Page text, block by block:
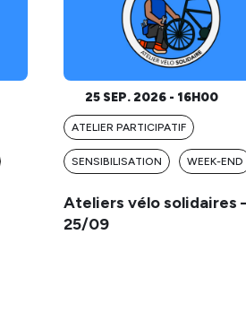
25 SEP. 2026 - 16H00
ATELIER PARTICIPATIF
SENSIBILISATION WEEK-END
Ateliers vélo solidaires
25/09